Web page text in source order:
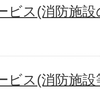
ビス(消防施
ビス(消防施